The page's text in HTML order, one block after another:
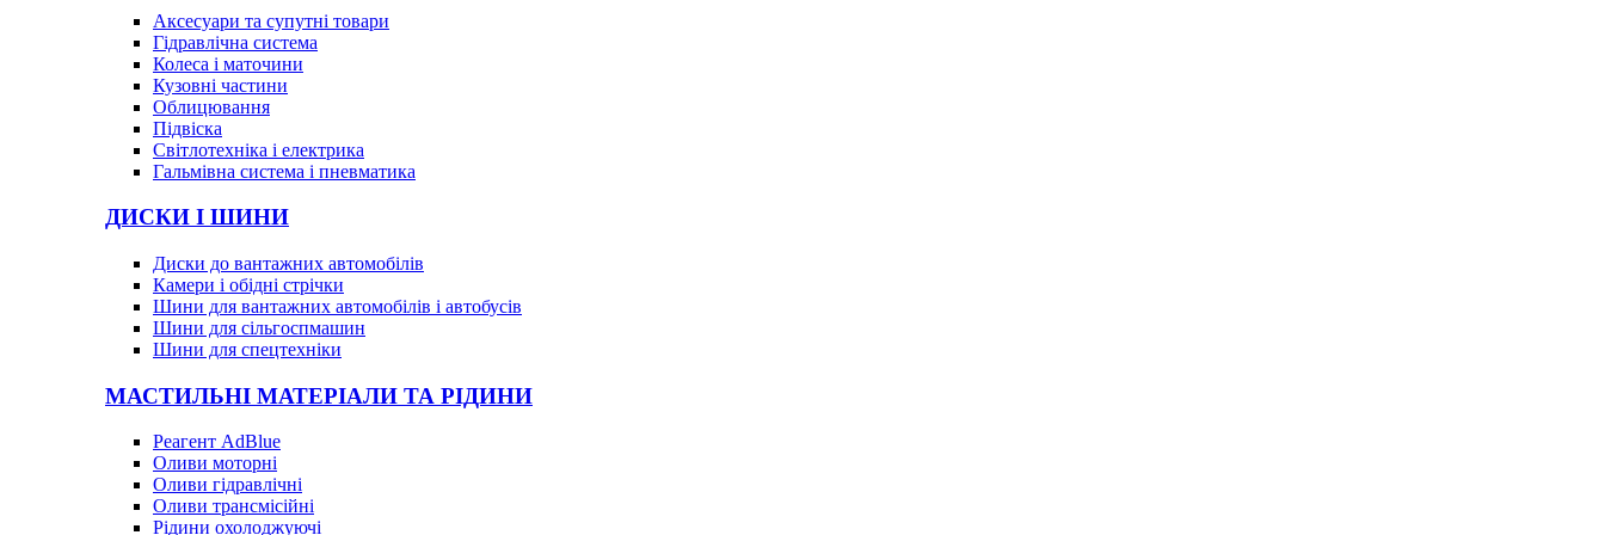
Аксесуари та супутні товари
Гідравлічна система
Колеса і маточини
Кузовні частини
Облицювання
Підвіска
Світлотехніка і електрика
Гальмівна система і пневматика
ДИСКИ І ШИНИ
Диски до вантажних автомобілів
Камери і обідні стрічки
Шини для вантажних автомобілів і автобусів
Шини для сільгоспмашин
Шини для спецтехніки
МАСТИЛЬНІ МАТЕРІАЛИ ТА РІДИНИ
Реагент AdBlue
Оливи моторні
Оливи гідравлічні
Оливи трансмісійні
Рідини охолоджуючі